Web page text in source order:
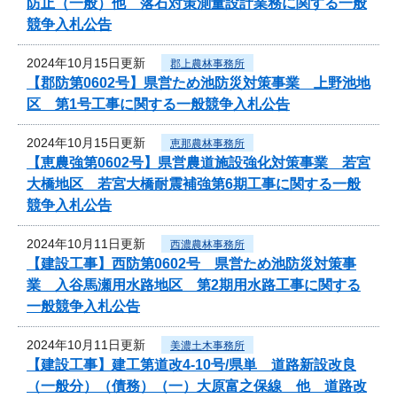
競争入札公告
2024年10月15日更新 郡上農林事務所
【郡防第0602号】県営ため池防災対策事業 上野池地
区 第1号工事に関する一般競争入札公告
2024年10月15日更新 恵那農林事務所
【恵農強第0602号】県営農道施設強化対策事業 若宮
大橋地区 若宮大橋耐震補強第6期工事に関する一般
競争入札公告
2024年10月11日更新 西濃農林事務所
【建設工事】西防第0602号 県営ため池防災対策事
業 入谷馬瀬用水路地区 第2期用水路工事に関する
一般競争入札公告
2024年10月11日更新 美濃土木事務所
【建設工事】建工第道改4-10号/県単 道路新設改良
（一般分）（債務）（一）大原富之保線 他 道路改